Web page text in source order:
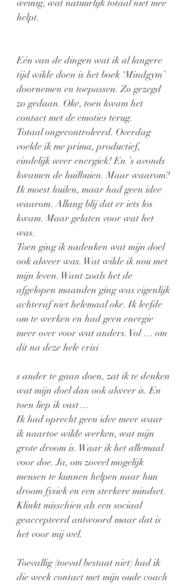
weinig, wat natuurlijk totaal niet mee
helpt.
Eén van de dingen wat ik al langere
tijd wilde doen is het boek ‘Mindgym’
doornemen en toepassen. Zo gezegd
zo gedaan. Oke, toen kwam het
contact met de emoties terug.
Totaal ongecontroleerd. Overdag
voelde ik me prima, productief,
eindelijk weer energiek! En ’s avonds
kwamen de huilbuien. Maar waarom?
Ik moest huilen, maar had geen idee
waarom. Allang blij dat er iets los
kwam. Maar gelaten voor wat het
was.
Toen ging ik nadenken wat mijn doel
ook alweer was. Wat wilde ik nou met
mijn leven. Want zoals het de
afgelopen maanden ging was eigenlijk
achteraf niet helemaal oke. Ik leefde
om te werken en had geen energie
meer over voor wat anders. Vol … om
dit na deze hele crisi
s ander te gaan doen, zat ik te denken
wat mijn doel dan ook alweer is. En
toen liep ik vast…
Ik had oprecht geen idee meer waar
ik naartoe wilde werken, wat mijn
grote droom is. Waar ik het allemaal
voor doe. Ja, om zoveel mogelijk
mensen te kunnen helpen naar hun
droom fysiek en een sterkere mindset.
Klinkt misschien als een sociaal
geaccepteerd antwoord maar dat is
het voor mij wel.
Toevallig (toeval bestaat niet) had ik
die week contact met mijn oude coach